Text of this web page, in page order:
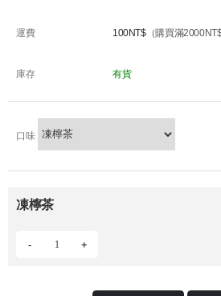
運費 100NT$（購買滿2000NT$
庫存 有貨
口味
凍檸茶
- +